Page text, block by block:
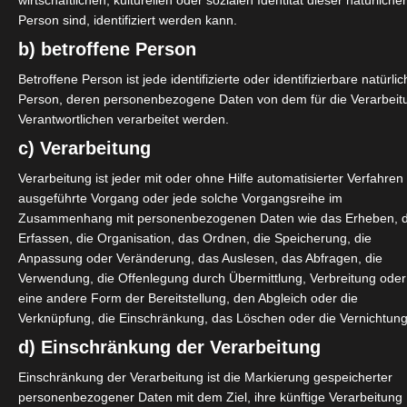
Person sind, identifiziert werden kann.
b) betroffene Person
Betroffene Person ist jede identifizierte oder identifizierbare
Person, deren personenbezogene Daten von dem für die
Verantwortlichen verarbeitet werden.
c) Verarbeitung
Verarbeitung ist jeder mit oder ohne Hilfe automatisierter Verfahren
ausgeführte Vorgang oder jede solche Vorgangsreihe im
Zusammenhang mit personenbezogenen Daten wie das Erheben,
Erfassen, die Organisation, das Ordnen, die Speicherung, die
Anpassung oder Veränderung, das Auslesen, das Abfragen, die
Verwendung, die Offenlegung durch Übermittlung, Verbreitung oder
eine andere Form der Bereitstellung, den Abgleich oder die
Verknüpfung, die Einschränkung, das Löschen oder die Vernichtung.
d) Einschränkung der Verarbeitung
Einschränkung der Verarbeitung ist die Markierung gespeicherter
personenbezogener Daten mit dem Ziel, ihre künftige Verarbeitung